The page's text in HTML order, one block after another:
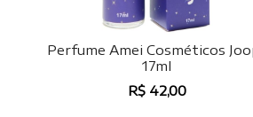
Perfume Amei Cosméticos
17ml
R$ 42,00